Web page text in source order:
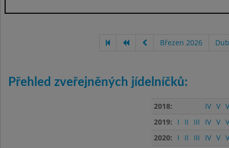
Březen 2026
Přehled zveřejněných jídelníčků:
2018: IV V
2019:
I II III IV V
2020:
I II III IV V